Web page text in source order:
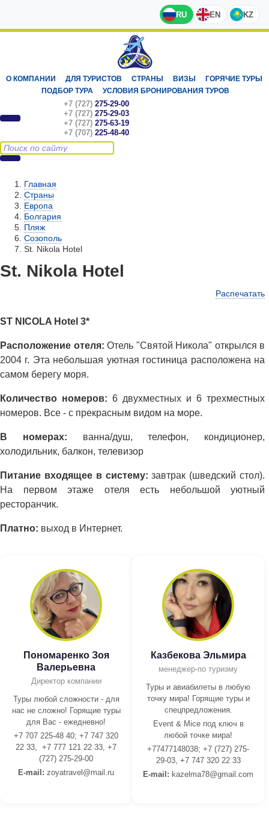
RU EN KZ
О КОМПАНИИ ДЛЯ ТУРИСТОВ СТРАНЫ ВИЗЫ
ГОРЯЧИЕ ТУРЫ
ПОДБОР ТУРА
УСЛОВИЯ БРОНИРОВАНИЯ ТУРОВ
+7 (727) 275-29-00
+7 (727) 275-29-03
+7 (727) 275-63-19
+7 (707) 225-48-40
Главная
Страны
Европа
Болгария
Пляж
Созополь
St. Nikola Hotel
St. Nikola Hotel
Распечатать
ST NICOLA Hotel 3*
Расположение отеля: Отель "Святой Никола" открылся в
2004 г. Эта небольшая уютная гостиница расположена на
самом берегу моря.
Количество номеров: 6 двухместных и 6 трехместных
номеров. Все - с прекрасным видом на море.
В номерах: ванна/душ, телефон, кондиционер,
холодильник, балкон, телевизор
Питание входящее в систему:завтрак (шведский стол).
На первом этаже отеля есть небольшой уютный
ресторанчик.
Платно: выход в Интернет.
Пономаренко Зоя
Валерьевна
Директор компании
Туры любой сложности - для
нас не сложно! Горящие туры
для Вас - ежедневно!
+7 707 225-48 40; +7 747 320
22 33, +7 777 121 22 33, +7
(727) 275-29-00
E-mail: zoyatravel@mail.ru
Казбекова Эльмира
менеджер-по туризму
Туры и авиабилеты в любую
точку мира! Горящие туры и
спецпредложения.
Event & Mice под ключ в
любой точке мира!
+77477148038; +7 (727) 275-
29-03, +7 747 320 22 33
E-mail: kazelma78@gmail.com